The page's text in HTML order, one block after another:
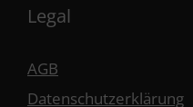
Legal
AGB
Datenschutzerklärung